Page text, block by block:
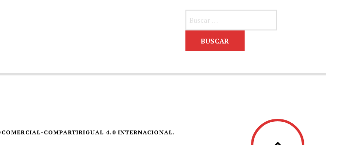
COMPARTIRIGUAL 4.0 INTERNACIONAL.